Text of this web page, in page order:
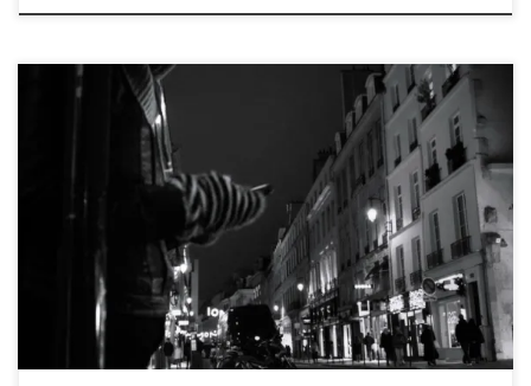
Le thème du mois de décembre était la lumière. Voici quelques
photos proposées par les membres du club